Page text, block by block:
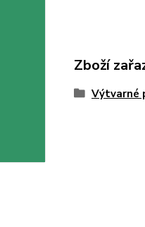
Zboží
Výtvarné